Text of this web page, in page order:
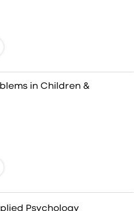
in Children &
Psychology